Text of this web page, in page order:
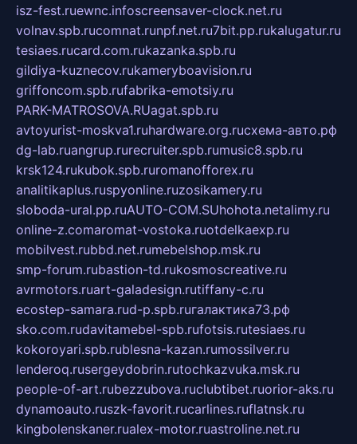
isz-fest.ruewnc.infoscreensaver-clock.net.ru
volnav.spb.rucomnat.runpf.net.ru7bit.pp.rukalugatur.ru
tesiaes.rucard.com.rukazanka.spb.ru
gildiya-kuznecov.rukameryboavision.ru
griffoncom.spb.rufabrika-emotsiy.ru
PARK-MATROSOVA.RUagat.spb.ru
avtoyurist-moskva1.ruhardware.org.ruсхема-авто.рф
dg-lab.ruangrup.rurecruiter.spb.rumusic8.spb.ru
krsk124.rukubok.spb.ruromanofforex.ru
analitikaplus.ruspyonline.ruzosikamery.ru
sloboda-ural.pp.ruAUTO-COM.SUhohota.netalimy.ru
online-z.comaromat-vostoka.ruotdelkaexp.ru
mobilvest.rubbd.net.rumebelshop.msk.ru
smp-forum.rubastion-td.rukosmoscreative.ru
avrmotors.ruart-galadesign.rutiffany-c.ru
ecostep-samara.rud-p.spb.ruгалактика73.рф
sko.com.rudavitamebel-spb.rufotsis.rutesiaes.ru
kokoroyari.spb.rublesna-kazan.rumossilver.ru
lenderoq.rusergeydobrin.rutochkazvuka.msk.ru
people-of-art.rubezzubova.ruclubtibet.ruorior-aks.ru
dynamoauto.ruszk-favorit.rucarlines.ruflatnsk.ru
kingbolenskaner.rualex-motor.ruastroline.net.ru